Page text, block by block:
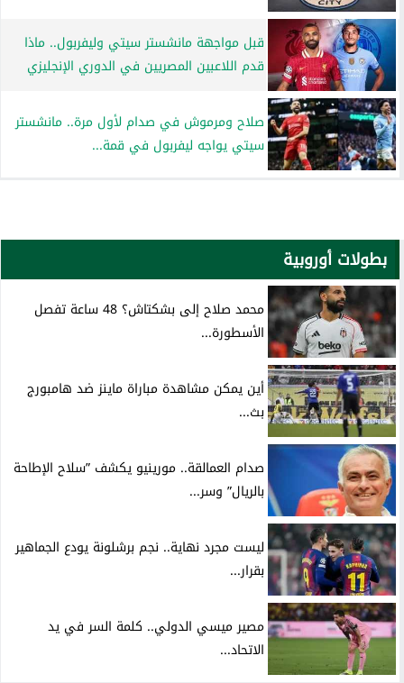
قبل مواجهة مانشستر سيتي وليفربول.. ماذا
قدم اللاعبين المصريين في الدوري الإنجليزي
صلاح ومرموش في صدام لأول مرة.. مانشستر
سيتي يواجه ليفربول في قمة...
بطولات أوروبية
محمد صلاح إلى بشكتاش؟ 48 ساعة تفصل
الأسطورة...
أين يمكن مشاهدة مباراة ماينز ضد هامبورج
بث...
صدام العمالقة.. مورينيو يكشف ”سلاح الإطاحة
بالريال” وسر...
ليست مجرد نهاية.. نجم برشلونة يودع الجماهير
بقرار...
مصير ميسي الدولي.. كلمة السر في يد
الاتحاد...